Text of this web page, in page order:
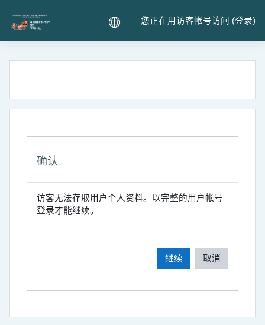
您正在用访客帐号访问 (登录)
确认
访客无法存取用户个人资料。以完整的用户帐号
登录才能继续。
继续 取消